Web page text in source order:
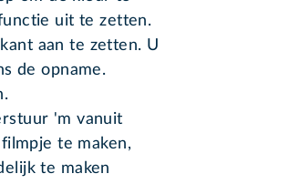
uit te zetten.
aan te zetten. U
de opname.
'm vanuit
te maken,
te maken